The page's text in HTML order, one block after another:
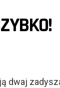
dwaj